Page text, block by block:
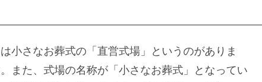
小さなお葬式の「直営式場」というのがありま
また、式場の名称が「小さなお葬式」となってい